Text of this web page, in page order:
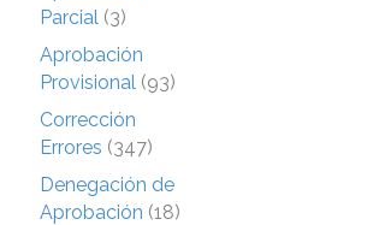
Parcial (3)
Aprobación
Provisional (93)
Corrección
Errores (347)
Denegación de
Aprobación (18)